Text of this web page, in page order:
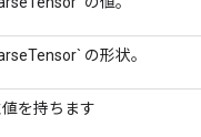
の形状。
を持ちます